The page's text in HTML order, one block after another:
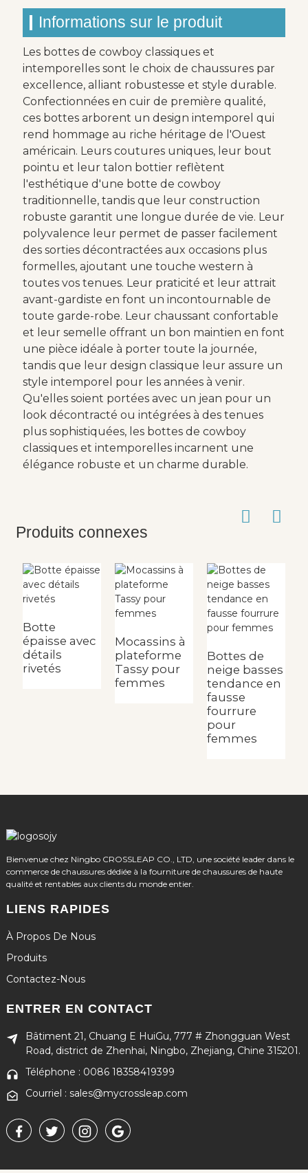
Informations sur le produit
Les bottes de cowboy classiques et
intemporelles sont le choix de chaussures par
excellence, alliant robustesse et style durable.
Confectionnées en cuir de première qualité,
ces bottes arborent un design intemporel qui
rend hommage au riche héritage de l'Ouest
américain. Leurs coutures uniques, leur bout
pointu et leur talon bottier reflètent
l'esthétique d'une botte de cowboy
traditionnelle, tandis que leur construction
robuste garantit une longue durée de vie. Leur
polyvalence leur permet de passer facilement
des sorties décontractées aux occasions plus
formelles, ajoutant une touche western à
toutes vos tenues. Leur praticité et leur attrait
avant-gardiste en font un incontournable de
toute garde-robe. Leur chaussant confortable
et leur semelle offrant un bon maintien en font
une pièce idéale à porter toute la journée,
tandis que leur design classique leur assure un
style intemporel pour les années à venir.
Qu'elles soient portées avec un jean pour un
look décontracté ou intégrées à des tenues
plus sophistiquées, les bottes de cowboy
classiques et intemporelles incarnent une
élégance robuste et un charme durable.
Produits connexes
Botte
épaisse avec
détails
rivetés
Mocassins à
plateforme
Tassy pour
femmes
Bottes de
neige basses
tendance en
fausse
fourrure
pour
femmes
Bienvenue chez Ningbo CROSSLEAP CO., LTD, une société leader dans le
commerce de chaussures dédiée à la fourniture de chaussures de haute
qualité et rentables aux clients du monde entier.
LIENS RAPIDES
À Propos De Nous
Produits
Contactez-Nous
ENTRER EN CONTACT
Bâtiment 21, Chuang E HuiGu, 777 # Zhongguan West
Road, district de Zhenhai, Ningbo, Zhejiang, Chine 315201.
Téléphone : 0086 18358419399
Courriel : sales@mycrossleap.com